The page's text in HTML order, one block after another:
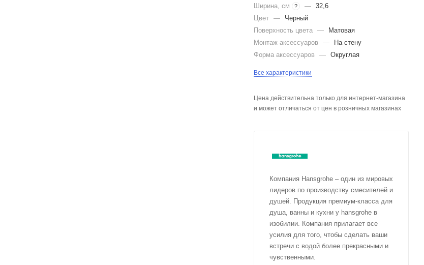
Ширина, см
? — 32,6
Цвет —
Черный
Поверхность цвета —
Матовая
Монтаж аксессуаров
—
На стену
Форма аксессуаров
— Округлая
Все характеристики
Цена действительна только для интернет-магазина
и может отличаться от цен в розничных магазинах
Компания Hansgrohe – один из мировых
лидеров по производству смесителей и
душей. Продукция премиум-класса для
душа, ванны и кухни у hansgrohe в
изобилии. Компания прилагает все
усилия для того, чтобы сделать ваши
встречи с водой более прекрасными и
чувственными.